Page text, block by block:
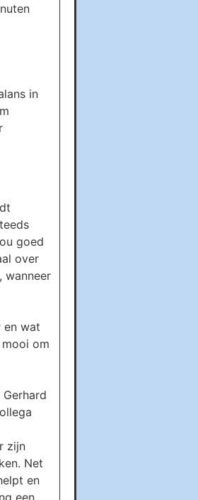
in
goed
over
wanneer
en wat
om
zijn
Net
en
een